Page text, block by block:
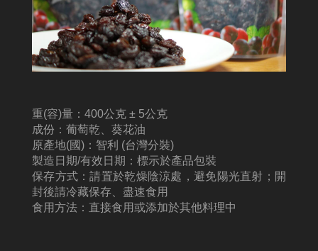
重(容)量：400公克 ± 5公克
成份：葡萄乾、葵花油
原產地(國)：智利 (台灣分裝)
製造日期/有效日期：標示於產品包裝
保存方式：請置於乾燥陰涼處，避免陽光直射；開
封後請冷藏保存、盡速食用
食用方法：直接食用或添加於其他料理中